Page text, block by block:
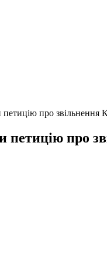
про звільнення
про